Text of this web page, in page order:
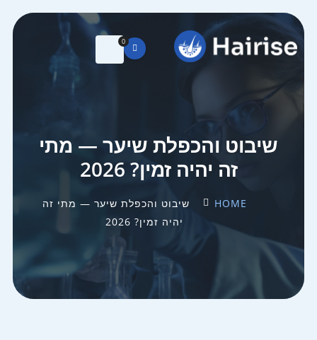
0
שיבוט והכפלת שיער — מתי
זה יהיה זמין? 2026
HOME
שיבוט והכפלת שיער — מתי זה
יהיה זמין? 2026